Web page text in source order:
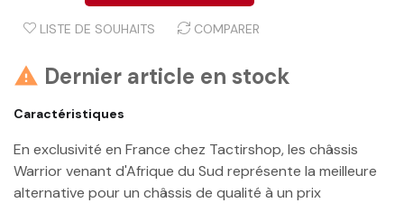
LISTE DE SOUHAITS COMPARER
 Dernier article en stock
Caractéristiques
En exclusivité en France chez Tactirshop, les châssis
Warrior venant d'Afrique du Sud représente la meilleure
alternative pour un châssis de qualité à un prix